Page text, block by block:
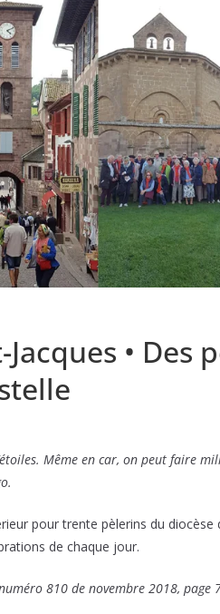
• Des
Même en car, on peut faire
pour trente pèlerins du diocèse
de chaque jour.
810 de novembre 2018, page